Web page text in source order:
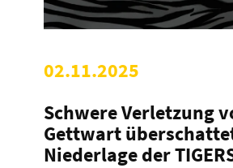
02.11.2025
Schwere Verletzung
Gettwart
Niederlage der